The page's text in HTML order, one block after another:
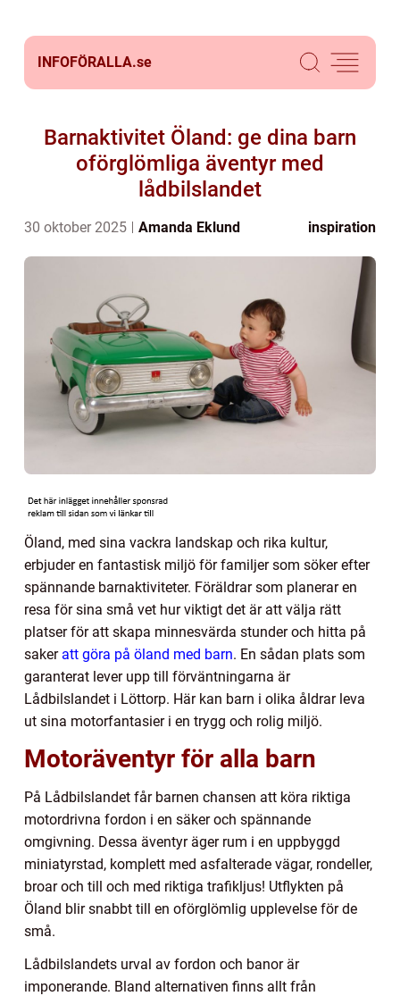
INFOFÖRALLA.se
Barnaktivitet Öland: ge dina barn
oförglömliga äventyr med
lådbilslandet
30 oktober 2025 Amanda Eklund inspiration
Öland, med sina vackra landskap och rika kultur,
erbjuder en fantastisk miljö för familjer som söker efter
spännande barnaktiviteter. Föräldrar som planerar en
resa för sina små vet hur viktigt det är att välja rätt
platser för att skapa minnesvärda stunder och hitta på
saker att göra på öland med barn. En sådan plats som
garanterat lever upp till förväntningarna är
Lådbilslandet i Löttorp. Här kan barn i olika åldrar leva
ut sina motorfantasier i en trygg och rolig miljö.
Motoräventyr för alla barn
På Lådbilslandet får barnen chansen att köra riktiga
motordrivna fordon i en säker och spännande
omgivning. Dessa äventyr äger rum i en uppbyggd
miniatyrstad, komplett med asfalterade vägar, rondeller,
broar och till och med riktiga trafikljus! Utflykten på
Öland blir snabbt till en oförglömlig upplevelse för de
små.
Lådbilslandets urval av fordon och banor är
imponerande. Bland alternativen finns allt från